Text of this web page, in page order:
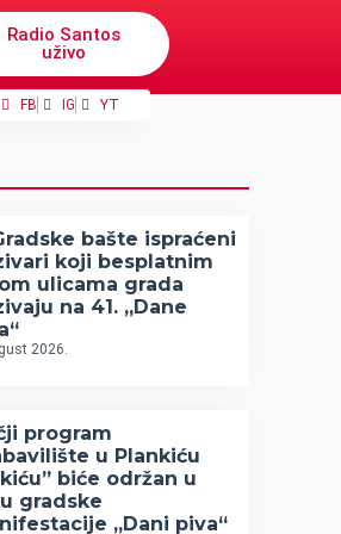
Radio Santos
uživo
FB IG YT
bašte ispraćeni
koji besplatnim
ulicama grada
na 41. „Dane
2026.
program
u Plankiću
biće održan u
gradske
„Dani piva“